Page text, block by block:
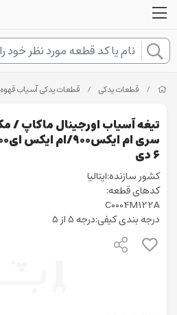
/ قطعات یدکی / قطعات یدکی آسیاب قهوه
۶ دی
کشور سازنده:ایتالیا
کدهای قطعه:
C0004M122A
درجه بندی کیفی:درجه 5 از 5